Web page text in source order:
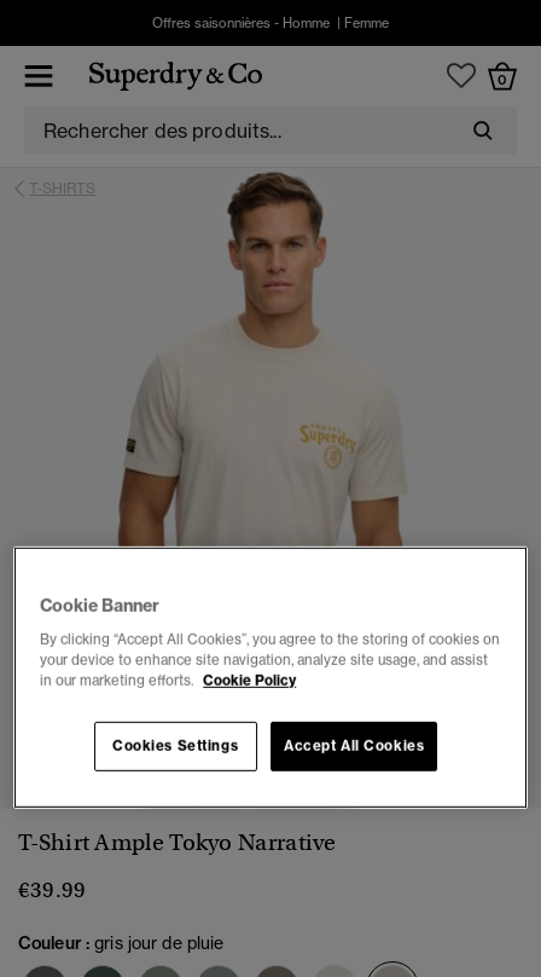
Offres saisonnières - Homme Femme
0
T-SHIRTS
1 2 4 5
T-Shirt Ample Tokyo Narrative
€39.99
Couleur :gris jour de pluie
Cookie Banner
By clicking “Accept All Cookies”, you agree to the storing of cookies on
your device to enhance site navigation, analyze site usage, and assist
in our marketing efforts. Cookie Policy
Cookies Settings Accept All Cookies